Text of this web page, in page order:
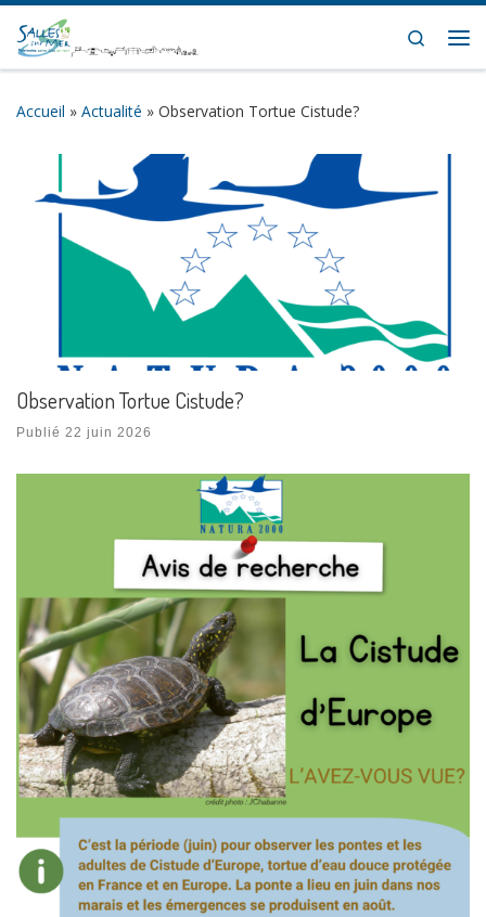
Skip to content
Search
Accueil » Actualité » Observation Tortue Cistude?
Observation Tortue Cistude?
Publié 22 juin 2026